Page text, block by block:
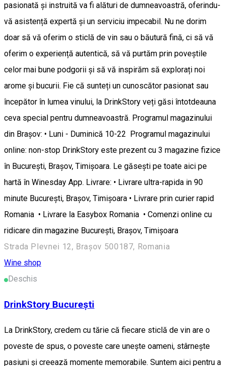
pasionată și instruită va fi alături de dumneavoastră, oferindu-
vă asistență expertă și un serviciu impecabil. Nu ne dorim
doar să vă oferim o sticlă de vin sau o băutură fină, ci să vă
oferim o experiență autentică, să vă purtăm prin poveștile
celor mai bune podgorii și să vă inspirăm să explorați noi
arome și bucurii. Fie că sunteți un cunoscător pasionat sau
începător în lumea vinului, la DrinkStory veți găsi întotdeauna
ceva special pentru dumneavoastră. Programul magazinului
din Brașov: • Luni - Duminică 10-22 Programul magazinului
online: non-stop DrinkStory este prezent cu 3 magazine fizice
în București, Brașov, Timișoara. Le găsești pe toate aici pe
hartă în Winesday App. Livrare: • Livrare ultra-rapida in 90
minute București, Brașov, Timișoara • Livrare prin curier rapid
Romania • Livrare la Easybox Romania • Comenzi online cu
ridicare din magazine București, Brașov, Timișoara
Strada Plevnei 12, Brașov 500187, Romania
Wine shop
Deschis
DrinkStory București
La DrinkStory, credem cu tărie că fiecare sticlă de vin are o
poveste de spus, o poveste care unește oameni, stârnește
pasiuni și creează momente memorabile. Suntem aici pentru a